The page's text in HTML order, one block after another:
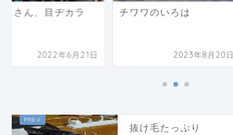
はさん、目ヂカラ
2022年6月21日
チワワのいろは
2023年8月20日
抜け毛たっぷり